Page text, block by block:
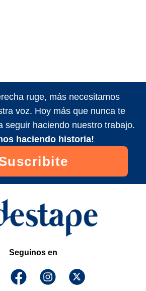
ruge, más necesitamos
voz. Hoy más que nunca te
seguir haciendo nuestro trabajo.
haciendo historia!
Seguinos en